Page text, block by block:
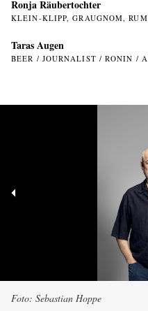
Ronja Räubertochter
KLEIN-KLIPP, GRAUGNOM,
Taras Augen
BEER / JOURNALIST / RONIN /
Foto: Sebastian Hoppe